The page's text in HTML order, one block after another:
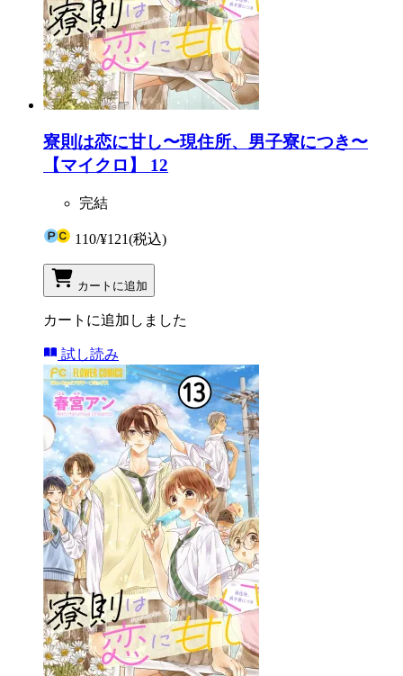
寮則は恋に甘し〜現住所、男子寮につき〜
【マイクロ】 12
完結
110/¥121(税込)
カートに追加
カートに追加しました
試し読み